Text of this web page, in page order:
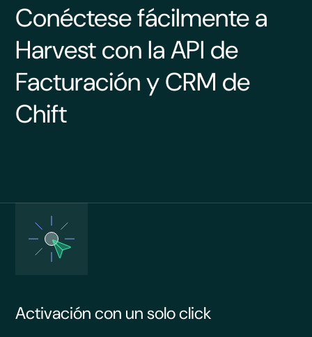
Conéctese fácilmente a
Harvest con la API de
Facturación y CRM de
Chift
Activación con un solo click